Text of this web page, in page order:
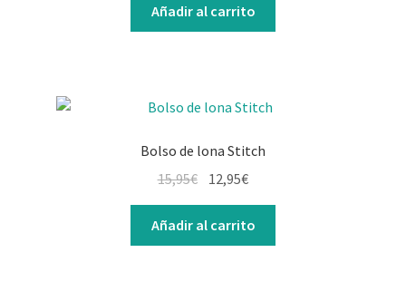
Añadir al carrito
Bolso de lona Stitch
15,95€ El
original
era:
12,95€El
actual
es:
Añadir al carrito